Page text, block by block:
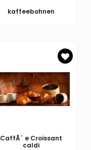
kaffeebohnen
CaffÃ¨ e Croissant
caldi